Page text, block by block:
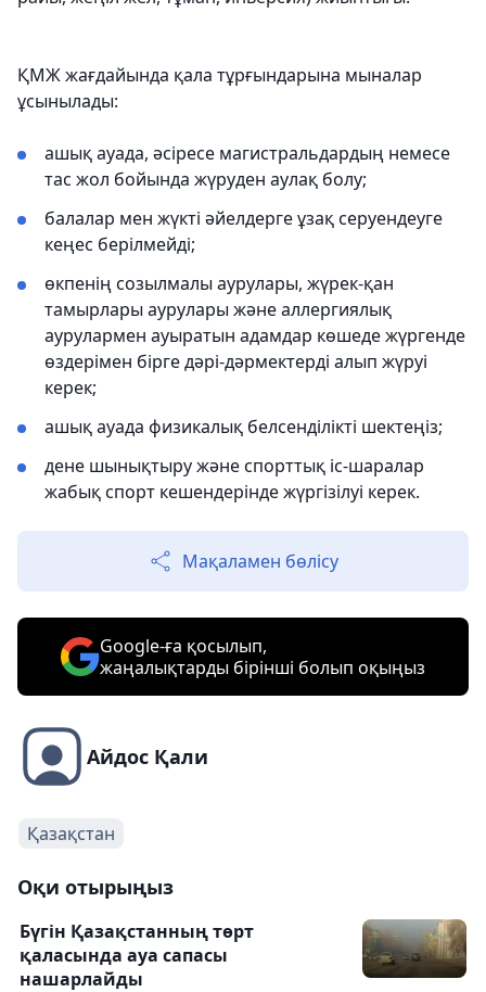
ҚМЖ жағдайында қала тұрғындарына мыналар
ұсынылады:
ашық ауада, әсіресе магистральдардың немесе
тас жол бойында жүруден аулақ болу;
балалар мен жүкті әйелдерге ұзақ серуендеуге
кеңес берілмейді;
өкпенің созылмалы аурулары, жүрек-қан
тамырлары аурулары және аллергиялық
аурулармен ауыратын адамдар көшеде жүргенде
өздерімен бірге дәрі-дәрмектерді алып жүруі
керек;
ашық ауада физикалық белсенділікті шектеңіз;
дене шынықтыру және спорттық іс-шаралар
жабық спорт кешендерінде жүргізілуі керек.
Мақаламен бөлісу
Google-ға қосылып,
жаңалықтарды бірінші болып оқыңыз
Айдос Қали
Қазақстан
Оқи отырыңыз
Бүгін Қазақстанның төрт
қаласында ауа сапасы
нашарлайды